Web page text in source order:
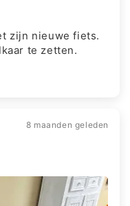
zijn nieuwe fiets.
te zetten.
8 maanden geleden